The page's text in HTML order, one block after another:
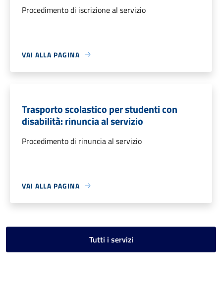
Procedimento di iscrizione al servizio
VAI ALLA PAGINA
Trasporto scolastico per studenti con
disabilità: rinuncia al servizio
Procedimento di rinuncia al servizio
VAI ALLA PAGINA
Tutti i servizi